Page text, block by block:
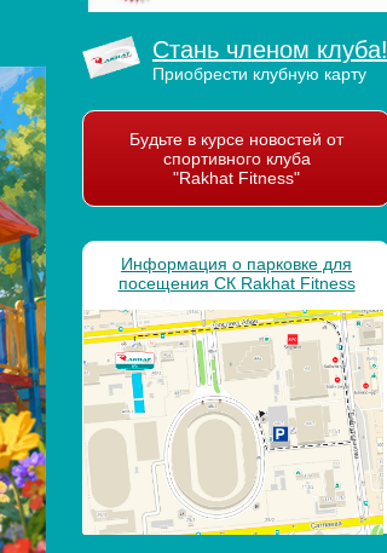
Стань членом клуба!
Приобрести клубную карту
Будьте в курсе новостей от
спортивного клуба
"Rakhat Fitness"
Информация о парковке для
посещения СК Rakhat Fitness